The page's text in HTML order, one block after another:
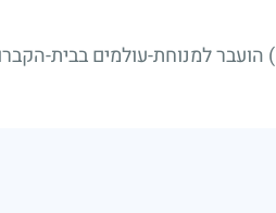
הועבר למנוחת-עולמים בבית-